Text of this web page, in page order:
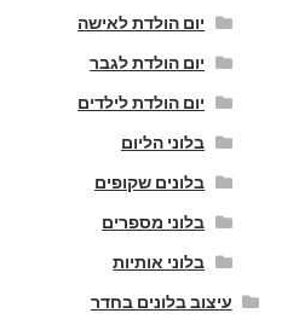
יום הולדת לאישה
יום הולדת לגבר
יום הולדת לילדים
בלוני הליום
בלונים שקופים
בלוני מספרים
בלוני אותיות
עיצוב בלונים בחדר